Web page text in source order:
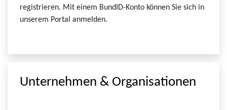
registrieren. Mit einem BundID-Konto können Sie sich in
unserem Portal anmelden.
Unternehmen & Organisationen